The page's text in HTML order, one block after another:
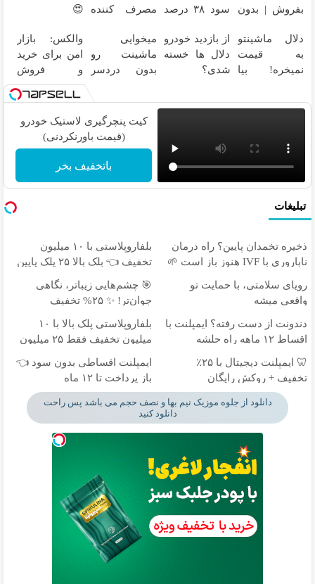
بفروش | بدون
سود ۳۸ درصد
مصرف کننده
پاسخ به یک
تماس
😍
دلال ماشینتو
به قیمت
نمیخره! بیا
بفروش*فقط
از بازدید خودرو
دلال ها خسته
شدی؟
ماشینت رو
میخوایی
ماشینت رو
بدون دردسر
بدون کمیسیون
والکس: بازار
امن برای خرید
و فروش
دارایی‌های
دیجیتال
کیت پنچرگیری لاستیک خودرو
(قیمت باورنکردنی)
باتخفیف بخر
تبلیغات
ذخیره تخمدان پایین؟ راه درمان
ناباروری با IVF هنوز باز است 🌱
بلفاروپلاستی با ۱۰ میلیون
تخفیف 👈 بلک بالا ۲۵ پلک پایین
رویای سلامتی، با حمایت تو
واقعی میشه
🎯 چشم‌هایی زیباتر، نگاهی
جوان‌تر! ✨ ۲۵% تخفیف
دندونت از دست رفته؟ ایمپلنت با
اقساط ۱۲ ماهه راه حلشه
بلفاروپلاستی پلک بالا با ۱۰
میلیون تخفیف فقط ۲۵ میلیون
🦷 ایمپلنت دیجیتال با ۲۵٪
تخفیف + روکش رایگان
ایمپلنت اقساطی بدون سود 👈
باز پرداخت تا ۱۲ ماه
دانلود از جلوه موزیک نیم بها و نصف حجم می باشد پس راحت
دانلود کنید